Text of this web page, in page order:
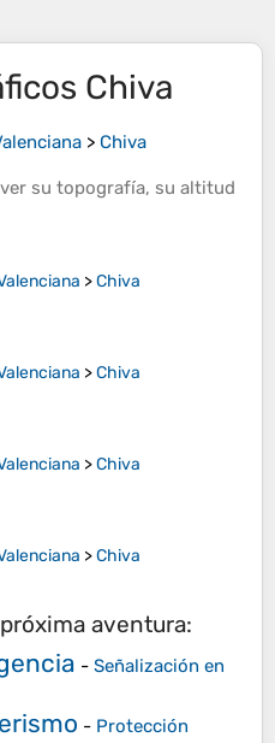
Chiva
> Chiva
su topografía, su altitud
>Chiva
>Chiva
>Chiva
>Chiva
aventura:
- Señalización en
- Protección